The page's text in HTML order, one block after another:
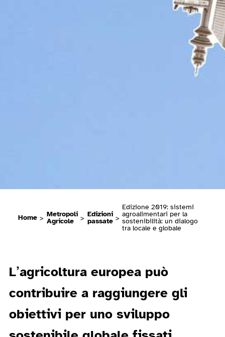
Home > Metropoli
Agricole
> Edizioni
passate >
Edizione 2019: sistemi
agroalimentari per la
sostenibilità: un dialogo
tra locale e globale
L’agricoltura europea può
contribuire a raggiungere gli
obiettivi per uno sviluppo